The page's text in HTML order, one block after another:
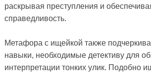
раскрывая преступления и
справедливость.
Метафора с ищейкой также
навыки, необходимые детективу для
интерпретации тонких улик. Подобно